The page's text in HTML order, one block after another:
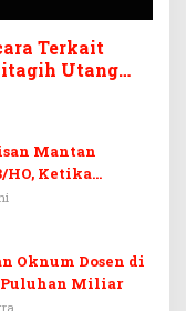
Terkait
Utang
Mantan
HO, Ketika
Pemerasan
Oknum Dosen di
Puluhan Miliar